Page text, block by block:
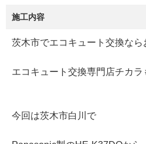
施工内容
茨木市でエコキュート交換なら
エコキュート交換専門店チカラ
今回は茨木市白川で